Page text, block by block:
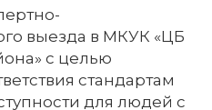
выезда в МКУК «ЦБ
с целью
стандартам
для людей с